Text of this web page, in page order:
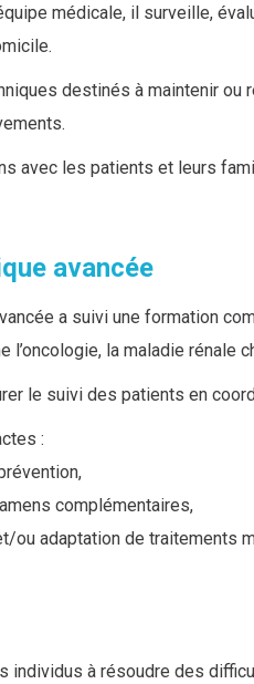
médicale, il surveille,
destinés à maintenir
avec les patients et leurs
avancée
a suivi une formation
l’oncologie, la maladie rénale
le suivi des patients en
:
complémentaires,
ou adaptation de traitements
individus à résoudre des